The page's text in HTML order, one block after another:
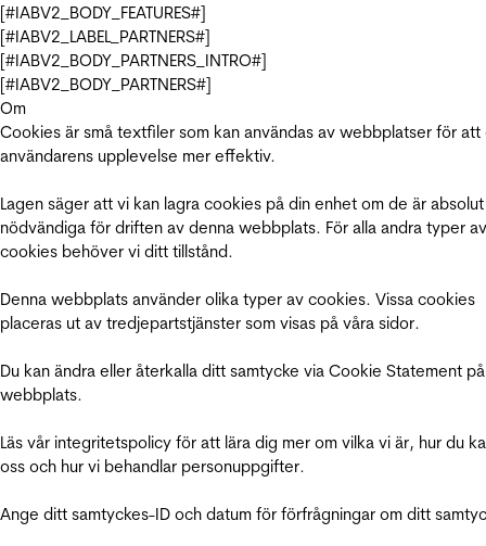
[#IABV2_BODY_FEATURES#]
[#IABV2_LABEL_PARTNERS#]
[#IABV2_BODY_PARTNERS_INTRO#]
[#IABV2_BODY_PARTNERS#]
Om
Cookies är små textfiler som kan användas av webbplatser för att
användarens upplevelse mer effektiv.
Lagen säger att vi kan lagra cookies på din enhet om de är absolut
nödvändiga för driften av denna webbplats. För alla andra typer av
cookies behöver vi ditt tillstånd.
Denna webbplats använder olika typer av cookies. Vissa cookies
placeras ut av tredjepartstjänster som visas på våra sidor.
Du kan ändra eller återkalla ditt samtycke via Cookie Statement
webbplats.
Läs vår integritetspolicy för att lära dig mer om vilka vi är, hur du
oss och hur vi behandlar personuppgifter.
Ange ditt samtyckes-ID och datum för förfrågningar om ditt